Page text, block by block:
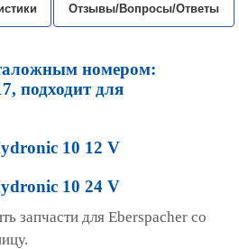
Отзывы/Вопросы/Ответы
номером:
подходит для
10 12 V
10 24 V
запчасти для Eberspacher со